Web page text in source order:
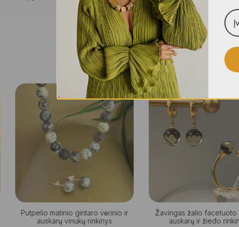
Putpelio matinio gintaro vėrinio ir
auskarų vinukų rinkinys
Žavingas žalio facetuoto
auskarų ir žiedo